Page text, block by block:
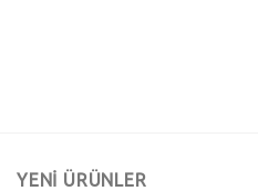
YENİ ÜRÜNLER